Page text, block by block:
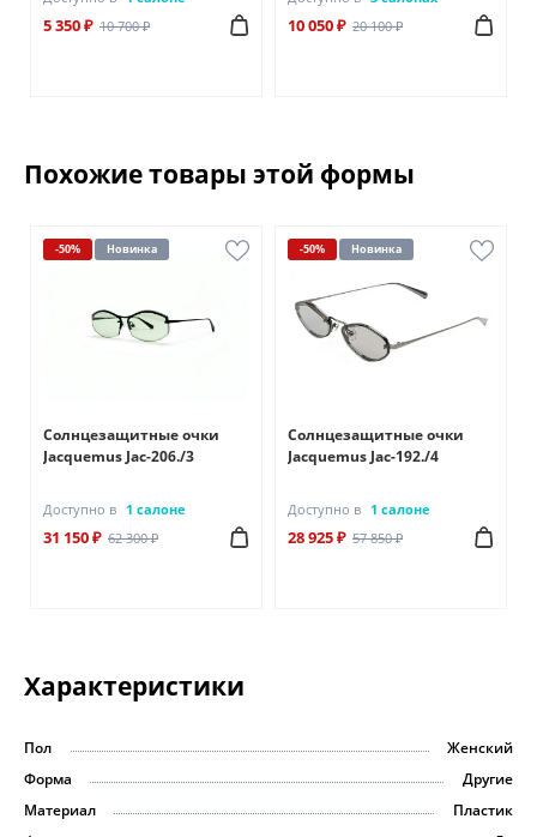
5 350 ₽ 10 700 ₽ 10 050 ₽ 20 100 ₽
Похожие товары этой формы
-50% Новинка
Солнцезащитные очки
Jacquemus Jac-206./3
Доступно в 1 салоне
31 150 ₽ 62 300 ₽
-50% Новинка
Солнцезащитные очки
Jacquemus Jac-192./4
Доступно в 1 салоне
28 925 ₽ 57 850 ₽
Характеристики
Пол
Женский
Форма
Другие
Материал
Пластик